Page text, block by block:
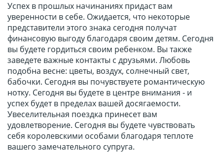
Успех в прошлых начинаниях придаст вам
уверенности в себе. Ожидается, что некоторые
представители этого знака сегодня получат
финансовую выгоду благодаря своим детям. Сегодня
вы будете гордиться своим ребенком. Вы также
заведете важные контакты с друзьями. Любовь
подобна весне: цветы, воздух, солнечный свет,
бабочки. Сегодня вы почувствуете романтическую
нотку. Сегодня вы будете в центре внимания - и
успех будет в пределах вашей досягаемости.
Увеселительная поездка принесет вам
удовлетворение. Сегодня вы будете чувствовать
себя королевскими особами благодаря теплоте
вашего замечательного супруга.